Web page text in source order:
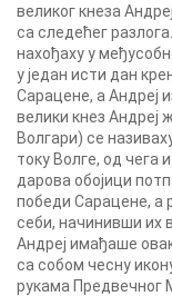
великог кнеза
са следећег
нахођаху у
у један исти дан
Сарацене, а Андреј
велики кнез Андреј
Волгари) се
току Волге, од чега
дарова обојици
победи Сарацене, а
себи, начинивши их
Андреј имађаше
са собом чесну
рукама Предвечног